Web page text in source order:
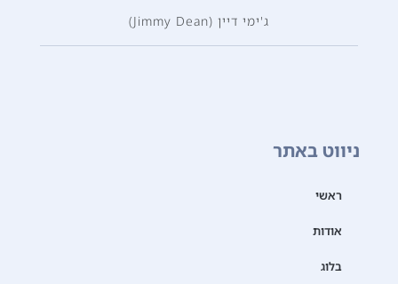
ג'ימי דיין (Jimmy Dean)
ניווט באתר
ראשי
אודות
בלוג